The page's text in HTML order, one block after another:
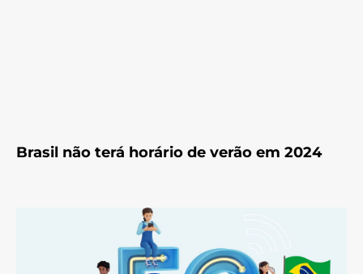
Brasil não terá horário de verão em 2024